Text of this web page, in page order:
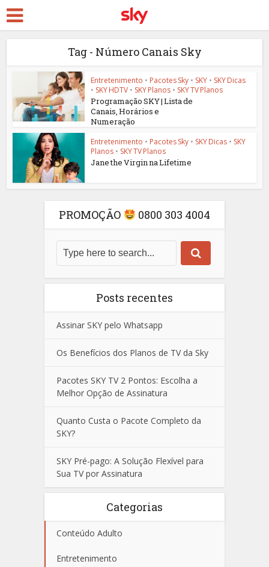
Tag - Número Canais Sky
Entretenimento • Pacotes Sky • SKY • SKY Dicas
• SKY HDTV • SKY Planos • SKY TV Planos
Programação SKY | Lista de
Canais, Horários e
Numeração
Entretenimento • Pacotes Sky • SKY Dicas • SKY
Planos • SKY TV Planos
Jane the Virgin na Lifetime
PROMOÇÃO 0800 303 4004
Posts recentes
Assinar SKY pelo Whatsapp
Os Benefícios dos Planos de TV da Sky
Pacotes SKY TV 2 Pontos: Escolha a
Melhor Opção de Assinatura
Quanto Custa o Pacote Completo da
SKY?
SKY Pré-pago: A Solução Flexível para
Sua TV por Assinatura
Categorias
Conteúdo Adulto
Entretenimento